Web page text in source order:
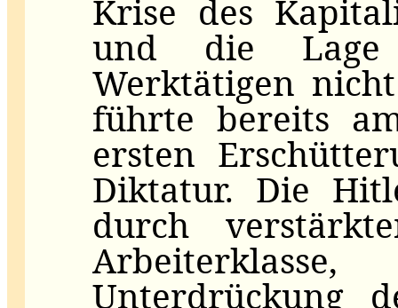
Krise des
und die
Werktätigen
führte bereits
ersten
Diktatur. Die
durch
Unterdrückung